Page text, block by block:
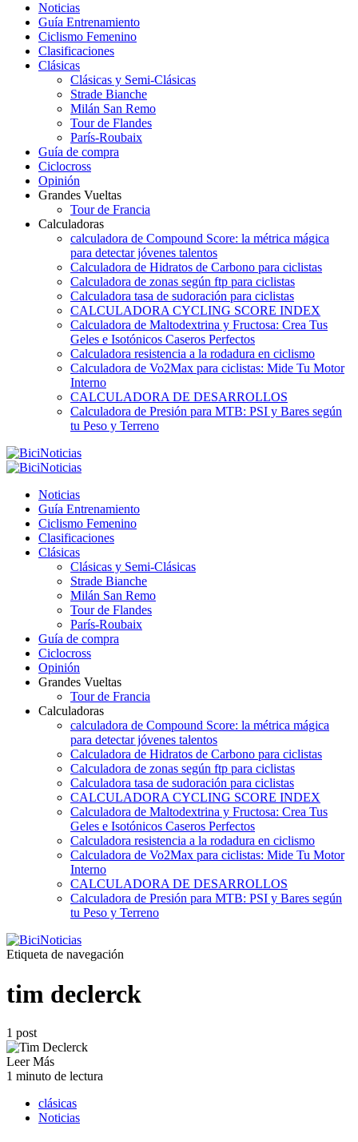
Noticias
Guía Entrenamiento
Ciclismo Femenino
Clasificaciones
Clásicas
Clásicas y Semi-Clásicas
Strade Bianche
Milán San Remo
Tour de Flandes
París-Roubaix
Guía de compra
Ciclocross
Opinión
Grandes Vueltas
Tour de Francia
Calculadoras
calculadora de Compound Score: la métrica mágica
para detectar jóvenes talentos
Calculadora de Hidratos de Carbono para ciclistas
Calculadora de zonas según ftp para ciclistas
Calculadora tasa de sudoración para ciclistas
CALCULADORA CYCLING SCORE INDEX
Calculadora de Maltodextrina y Fructosa: Crea Tus
Geles e Isotónicos Caseros Perfectos
Calculadora resistencia a la rodadura en ciclismo
Calculadora de Vo2Max para ciclistas: Mide Tu Motor
Interno
CALCULADORA DE DESARROLLOS
Calculadora de Presión para MTB: PSI y Bares según
tu Peso y Terreno
Noticias
Guía Entrenamiento
Ciclismo Femenino
Clasificaciones
Clásicas
Clásicas y Semi-Clásicas
Strade Bianche
Milán San Remo
Tour de Flandes
París-Roubaix
Guía de compra
Ciclocross
Opinión
Grandes Vueltas
Tour de Francia
Calculadoras
calculadora de Compound Score: la métrica mágica
para detectar jóvenes talentos
Calculadora de Hidratos de Carbono para ciclistas
Calculadora de zonas según ftp para ciclistas
Calculadora tasa de sudoración para ciclistas
CALCULADORA CYCLING SCORE INDEX
Calculadora de Maltodextrina y Fructosa: Crea Tus
Geles e Isotónicos Caseros Perfectos
Calculadora resistencia a la rodadura en ciclismo
Calculadora de Vo2Max para ciclistas: Mide Tu Motor
Interno
CALCULADORA DE DESARROLLOS
Calculadora de Presión para MTB: PSI y Bares según
tu Peso y Terreno
Etiqueta de navegación
tim declerck
1 post
Leer Más
1 minuto de lectura
clásicas
Noticias